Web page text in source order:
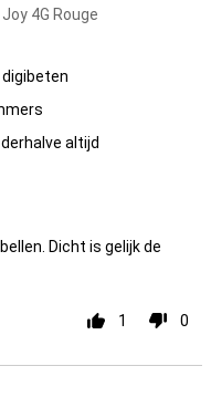
4G Rouge
altijd
Dicht is gelijk de
1 0